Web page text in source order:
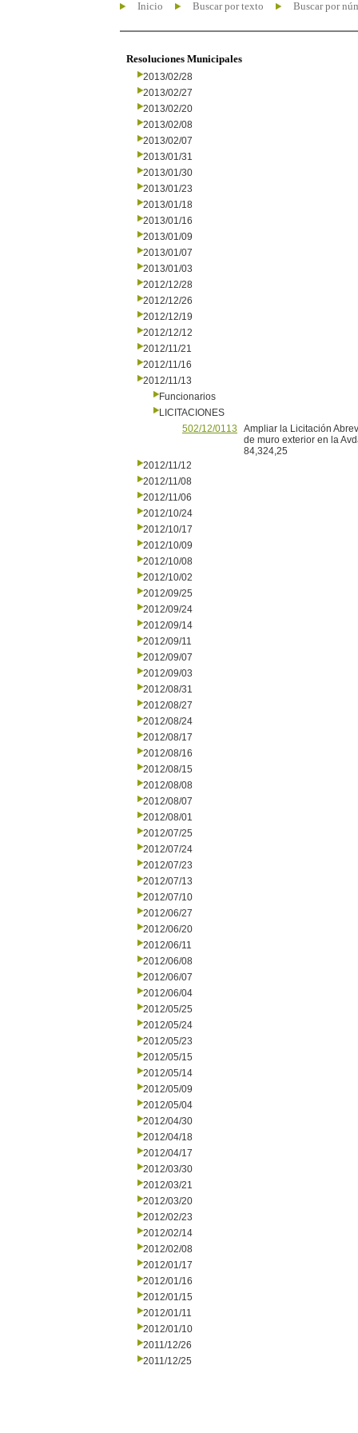
Inicio Buscar por texto Buscar por
Resoluciones Municipales
2013/02/28
2013/02/27
2013/02/20
2013/02/08
2013/02/07
2013/01/31
2013/01/30
2013/01/23
2013/01/18
2013/01/16
2013/01/09
2013/01/07
2013/01/03
2012/12/28
2012/12/26
2012/12/19
2012/12/12
2012/11/21
2012/11/16
2012/11/13
Funcionarios
LICITACIONES
502/12/0113
Ampliar la Licitación
de muro exterior en la
84,324,25
2012/11/12
2012/11/08
2012/11/06
2012/10/24
2012/10/17
2012/10/09
2012/10/08
2012/10/02
2012/09/25
2012/09/24
2012/09/14
2012/09/11
2012/09/07
2012/09/03
2012/08/31
2012/08/27
2012/08/24
2012/08/17
2012/08/16
2012/08/15
2012/08/08
2012/08/07
2012/08/01
2012/07/25
2012/07/24
2012/07/23
2012/07/13
2012/07/10
2012/06/27
2012/06/20
2012/06/11
2012/06/08
2012/06/07
2012/06/04
2012/05/25
2012/05/24
2012/05/23
2012/05/15
2012/05/14
2012/05/09
2012/05/04
2012/04/30
2012/04/18
2012/04/17
2012/03/30
2012/03/21
2012/03/20
2012/02/23
2012/02/14
2012/02/08
2012/01/17
2012/01/16
2012/01/15
2012/01/11
2012/01/10
2011/12/26
2011/12/25